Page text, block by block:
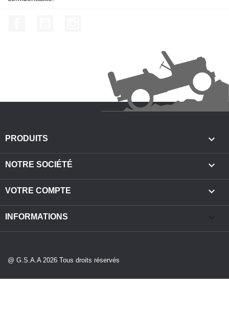
PRODUITS 
NOTRE SOCIÉTÉ 
VOTRE COMPTE 
INFORMATIONS
@ G.S.A.A 2026 Tous droits réservés